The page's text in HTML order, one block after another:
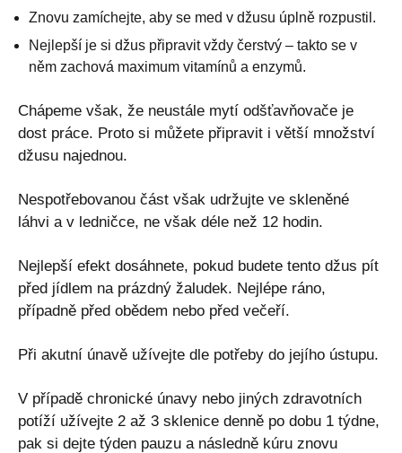
Znovu zamíchejte, aby se med v džusu úplně rozpustil.
Nejlepší je si džus připravit vždy čerstvý – takto se v
něm zachová maximum vitamínů a enzymů.
Chápeme však, že neustále mytí odšťavňovače je
dost práce. Proto si můžete připravit i větší množství
džusu najednou.
Nespotřebovanou část však udržujte ve skleněné
láhvi a v ledničce, ne však déle než 12 hodin.
Nejlepší efekt dosáhnete, pokud budete tento džus pít
před jídlem na prázdný žaludek. Nejlépe ráno,
případně před obědem nebo před večeří.
Při akutní únavě užívejte dle potřeby do jejího ústupu.
V případě chronické únavy nebo jiných zdravotních
potíží užívejte 2 až 3 sklenice denně po dobu 1 týdne,
pak si dejte týden pauzu a následně kúru znovu